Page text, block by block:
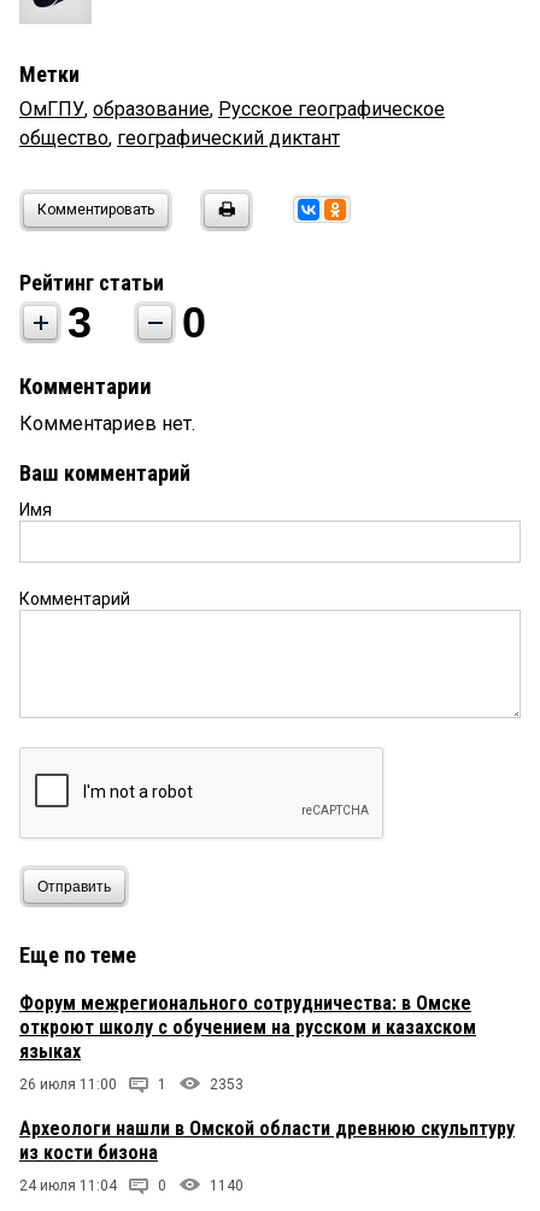
Метки
ОмГПУ, образование, Русское географическое
общество, географический диктант
Комментировать
Рейтинг статьи
3 0
Комментарии
Комментариев нет.
Ваш комментарий
Имя
Комментарий
Отправить
Еще по теме
Форум межрегионального сотрудничества: в Омске
откроют школу с обучением на русском и казахском
языках
26 июля 11:00 1 2353
Археологи нашли в Омской области древнюю скульптуру
из кости бизона
24 июля 11:04 0 1140